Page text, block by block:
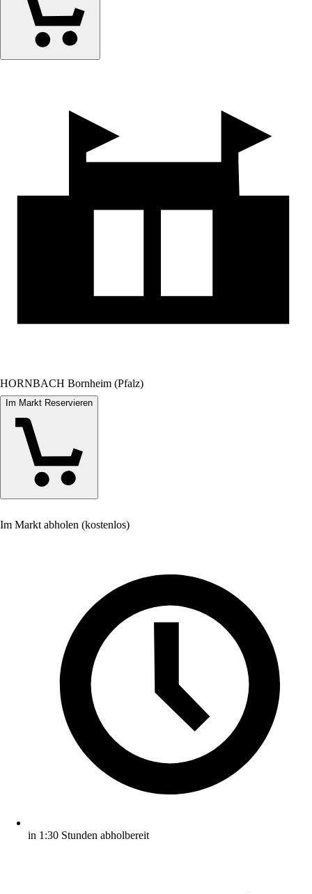
HORNBACH Bornheim (Pfalz)
Im Markt Reservieren
Im Markt abholen (kostenlos)
in 1:30 Stunden abholbereit